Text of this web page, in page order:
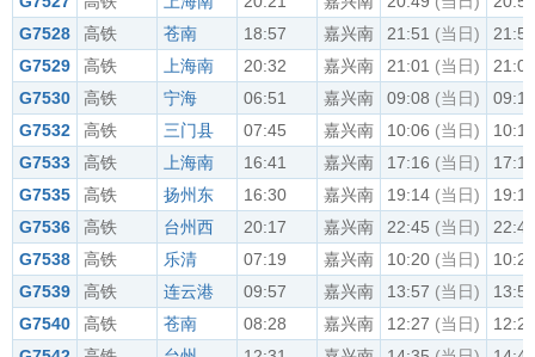
G7528
高铁 苍南 18:57 嘉兴南 21:51 (当日)
21:53
G7529
高铁 上海南 20:32 嘉兴南 21:01 (当日)
21:04
G7530
高铁 宁海 06:51 嘉兴南 09:08 (当日)
09:11
G7532
高铁 三门县 07:45 嘉兴南 10:06 (当日)
10:15
G7533
高铁 上海南 16:41 嘉兴南 17:16 (当日)
17:18
G7535
高铁 扬州东 16:30 嘉兴南 19:14 (当日)
19:16
G7536
高铁 台州西 20:17 嘉兴南 22:45 (当日)
22:47
G7538
高铁 乐清 07:19 嘉兴南 10:20 (当日)
10:24
G7539
高铁 连云港 09:57 嘉兴南 13:57 (当日)
13:59
G7540
高铁 苍南 08:28 嘉兴南 12:27 (当日)
12:29